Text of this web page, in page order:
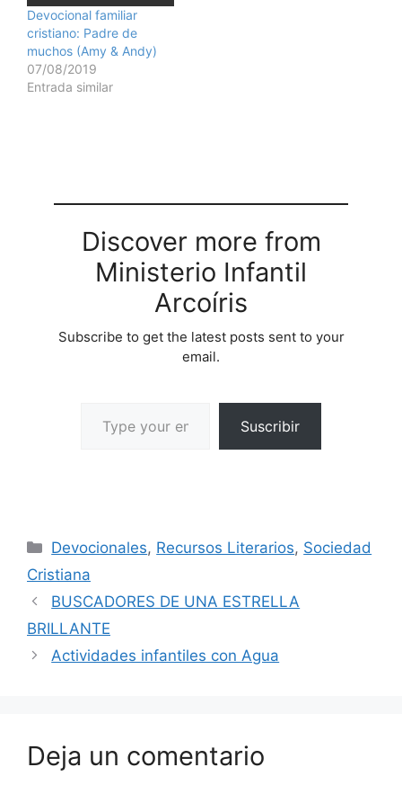
Devocional familiar
cristiano: Padre de
muchos (Amy & Andy)
07/08/2019
Entrada similar
Discover more from
Ministerio Infantil
Arcoíris
Subscribe to get the latest posts sent to your
email.
Suscribir
Devocionales, Recursos Literarios, Sociedad
Cristiana
BUSCADORES DE UNA ESTRELLA
BRILLANTE
Actividades infantiles con Agua
Deja un comentario